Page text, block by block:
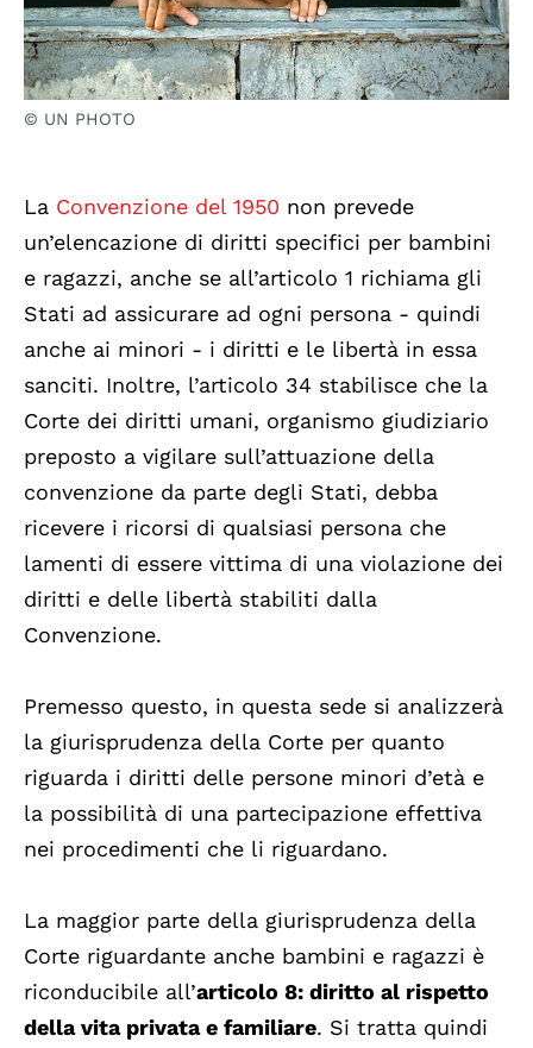
© UN PHOTO
La Convenzione del 1950 non prevede
un’elencazione di diritti specifici per bambini
e ragazzi, anche se all’articolo 1 richiama gli
Stati ad assicurare ad ogni persona - quindi
anche ai minori - i diritti e le libertà in essa
sanciti. Inoltre, l’articolo 34 stabilisce che la
Corte dei diritti umani, organismo giudiziario
preposto a vigilare sull’attuazione della
convenzione da parte degli Stati, debba
ricevere i ricorsi di qualsiasi persona che
lamenti di essere vittima di una violazione dei
diritti e delle libertà stabiliti dalla
Convenzione.
Premesso questo, in questa sede si analizzerà
la giurisprudenza della Corte per quanto
riguarda i diritti delle persone minori d’età e
la possibilità di una partecipazione effettiva
nei procedimenti che li riguardano.
La maggior parte della giurisprudenza della
Corte riguardante anche bambini e ragazzi è
riconducibile all’articolo 8: diritto al rispetto
della vita privata e familiare. Si tratta quindi